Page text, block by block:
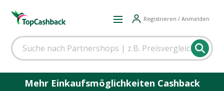
Registrieren / Anmelden
Mehr Einkaufsmöglichkeiten Cashback